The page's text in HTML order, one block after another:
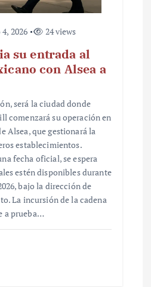
2026 24 views
su entrada al
con Alsea a
será la ciudad donde
comenzará su operación en
Alsea, que gestionará la
establecimientos.
fecha oficial, se espera
estén disponibles durante
bajo la dirección de
La incursión de la cadena
a prueba…